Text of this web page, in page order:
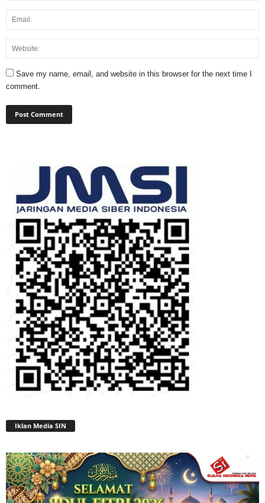
Save my name, email, and website in this browser for the next time I
comment.
Iklan Media SIN